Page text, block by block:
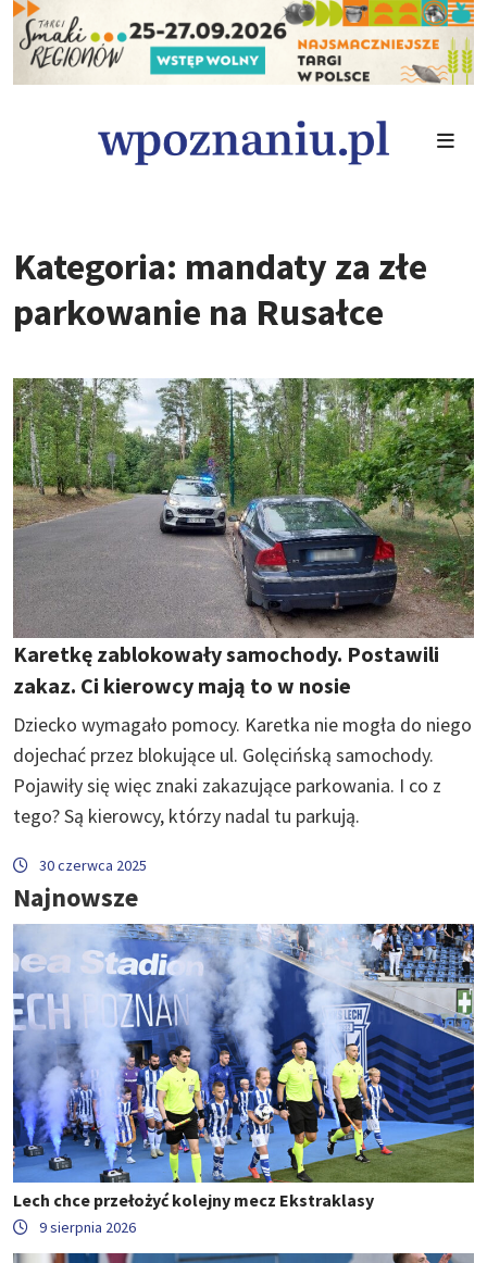
Kategoria: mandaty za złe
parkowanie na Rusałce
Karetkę zablokowały samochody. Postawili
zakaz. Ci kierowcy mają to w nosie
Dziecko wymagało pomocy. Karetka nie mogła do niego
dojechać przez blokujące ul. Golęcińską samochody.
Pojawiły się więc znaki zakazujące parkowania. I co z
tego? Są kierowcy, którzy nadal tu parkują.
30 czerwca 2025
Najnowsze
Lech chce przełożyć kolejny mecz Ekstraklasy
9 sierpnia 2026